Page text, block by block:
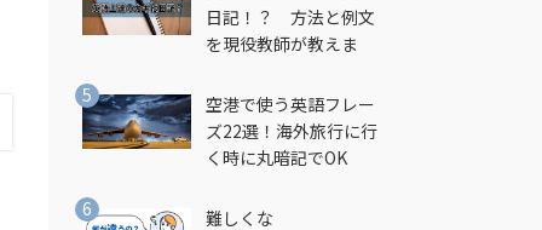
日記！？ 方法と例文
を現役教師が教えま
空港で使う英語フレー
ズ22選！海外旅行に行
く時に丸暗記でOK
難しくな